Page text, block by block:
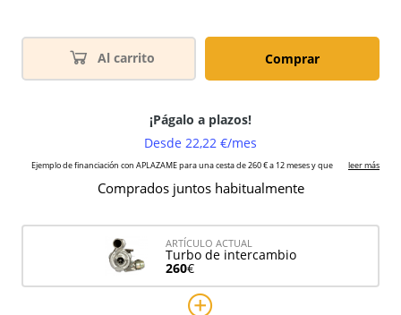
Al carrito Comprar
Comprados juntos habitualmente
ARTÍCULO ACTUAL
Turbo de intercambio
260€